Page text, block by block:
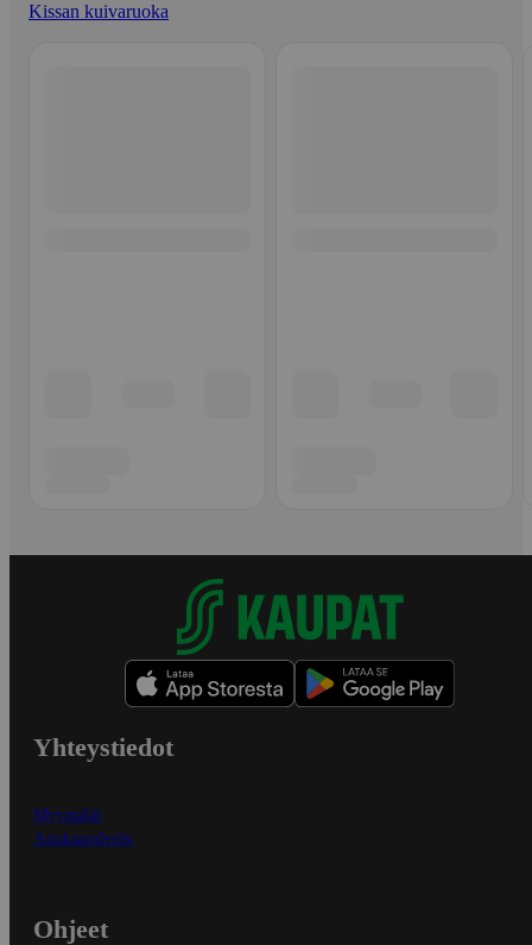
Kissan kuivaruoka
Yhteystiedot
Myymälät
Asiakaspalvelu
Ohjeet